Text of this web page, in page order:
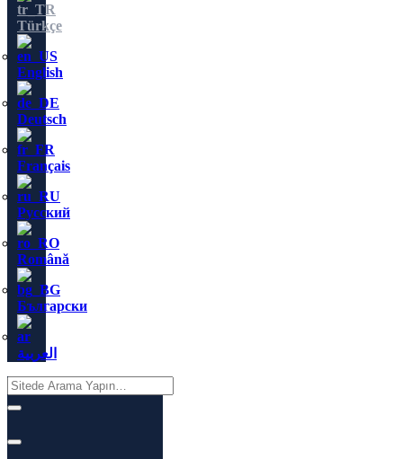
Türkçe
English
Deutsch
Français
Русский
Română
Български
العربية